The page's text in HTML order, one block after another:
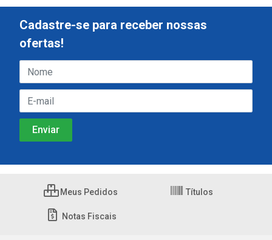
Cadastre-se para receber nossas
ofertas!
Meus Pedidos Títulos
Notas Fiscais